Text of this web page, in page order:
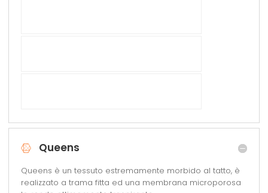
Queens
Queens è un tessuto estremamente morbido al tatto, è
realizzato a trama fitta ed una membrana microporosa